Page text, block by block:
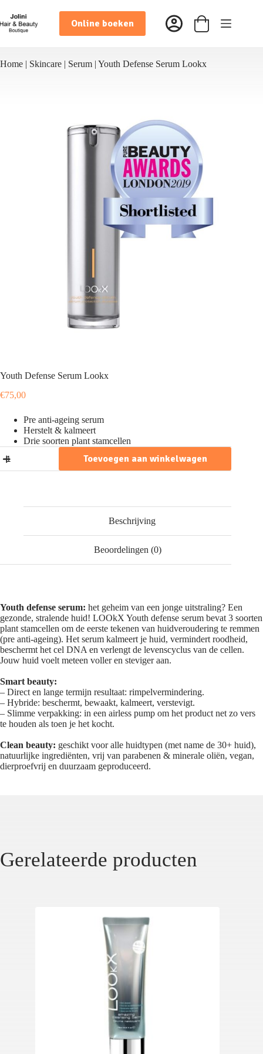
naar
de
inhoud
Online boeken Winkelwagen
Home | Skincare | Serum | Youth Defense Serum Lookx
Youth Defense Serum Lookx
€75,00
Pre anti-ageing serum
Herstelt & kalmeert
Drie soorten plant stamcellen
Defense
Serum
Toevoegen aan winkelwagen
Beschrijving
Beoordelingen (0)
Youth defense serum: het geheim van een jonge uitstraling? Een
gezonde, stralende huid! LOOkX Youth defense serum bevat 3 soorten
plant stamcellen om de eerste tekenen van huidveroudering te remmen
(pre anti-ageing). Het serum kalmeert je huid, vermindert roodheid,
beschermt het cel DNA en verlengt de levenscyclus van de cellen.
Jouw huid voelt meteen voller en steviger aan.
Smart beauty:
– Direct en lange termijn resultaat: rimpelvermindering.
– Hybride: beschermt, bewaakt, kalmeert, verstevigt.
– Slimme verpakking: in een airless pump om het product net zo vers
te houden als toen je het kocht.
Clean beauty: geschikt voor alle huidtypen (met name de 30+ huid),
natuurlijke ingrediënten, vrij van parabenen & minerale oliën, vegan,
dierproefvrij en duurzaam geproduceerd.
Gerelateerde producten